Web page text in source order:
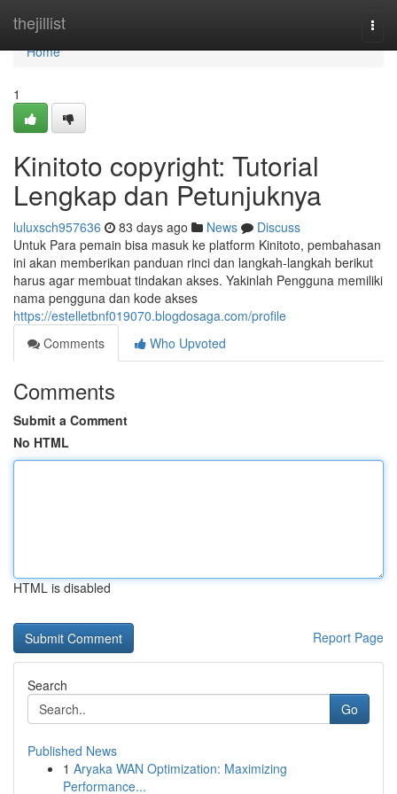
thejillist
Home
Home
1
Kinitoto copyright: Tutorial
Lengkap dan Petunjuknya
luluxsch957636 83 days ago News
Discuss
Untuk Para pemain bisa masuk ke platform Kinitoto, pembahasan
ini akan memberikan panduan rinci dan langkah-langkah berikut
harus agar membuat tindakan akses. Yakinlah Pengguna memiliki
nama pengguna dan kode akses
https://estelletbnf019070.blogdosaga.com/profile
Comments
Who Upvoted
Comments
Submit a Comment
No HTML
HTML is disabled
Report Page
Search
Go
Published News
1 Aryaka WAN Optimization: Maximizing
Performance...